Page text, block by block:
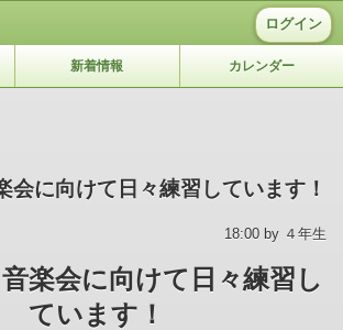
ログイン
新着情報 カレンダー
に向けて日々練習しています！
18:00 by ４年生
楽会に向けて日々練習し
ています！